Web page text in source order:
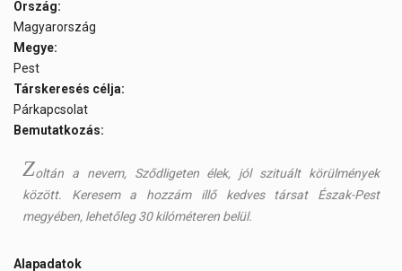
Ország:
Magyarország
Megye:
Pest
Társkeresés célja:
Párkapcsolat
Bemutatkozás:
Zoltán a nevem, Sződligeten élek, jól szituált körülmények
között. Keresem a hozzám illő kedves társat Észak-Pest
megyében, lehetőleg 30 kilóméteren belül.
Alapadatok